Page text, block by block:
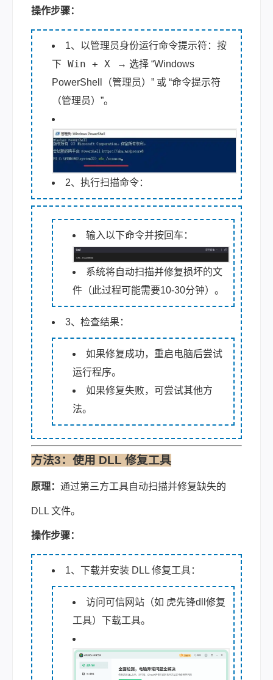
操作步骤：
1、以管理员身份运行命令提示符：按
下
Win + X
→ 选择 “Windows
PowerShell（管理员）” 或 “命令提示符
（管理员）”。
2、执行扫描命令：
输入以下命令并按回车：
系统将自动扫描并修复损坏的文
件（此过程可能需要10-30分钟）。
3、检查结果：
如果修复成功，重启电脑后尝试
运行程序。
如果修复失败，可尝试其他方
法。
方法3：使用 DLL 修复工具
原理： 通过第三方工具自动扫描并修复缺失的
DLL 文件。
操作步骤：
1、下载并安装 DLL 修复工具：
访问可信网站（如 虎先锋dll修复
工具）下载工具。